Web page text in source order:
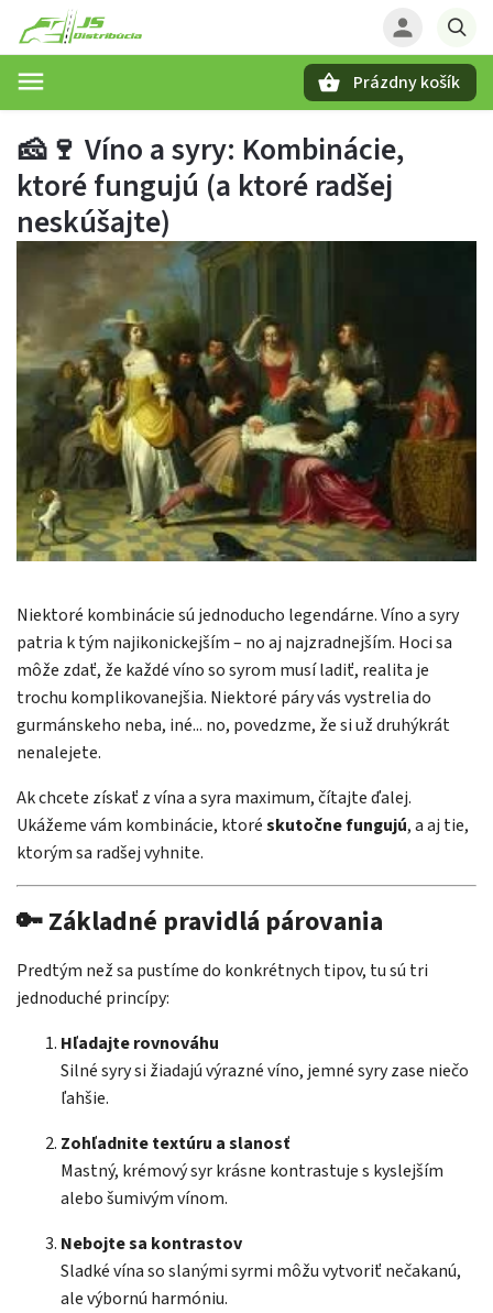
Prázdny košík
🧀🍷 Víno a syry: Kombinácie,
ktoré fungujú (a ktoré radšej
neskúšajte)
Niektoré kombinácie sú jednoducho legendárne. Víno a syry
patria k tým najikonickejším – no aj najzradnejším. Hoci sa
môže zdať, že každé víno so syrom musí ladiť, realita je
trochu komplikovanejšia. Niektoré páry vás vystrelia do
gurmánskeho neba, iné... no, povedzme, že si už druhýkrát
nenalejete.
Ak chcete získať z vína a syra maximum, čítajte ďalej.
Ukážeme vám kombinácie, ktoréskutočne fungujú, a aj tie,
ktorým sa radšej vyhnite.
🔑 Základné pravidlá párovania
Predtým než sa pustíme do konkrétnych tipov, tu sú tri
jednoduché princípy:
Hľadajte rovnováhu
Silné syry si žiadajú výrazné víno, jemné syry zase niečo
ľahšie.
Zohľadnite textúru a slanosť
Mastný, krémový syr krásne kontrastuje s kyslejším
alebo šumivým vínom.
Nebojte sa kontrastov
Sladké vína so slanými syrmi môžu vytvoriť nečakanú,
ale výbornú harmóniu.